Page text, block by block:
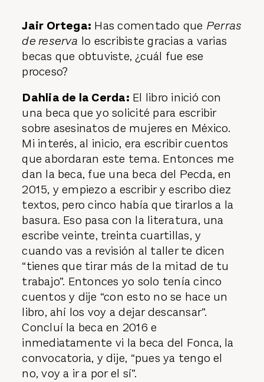
Jair Ortega: Has comentado que Perras
de reserva lo escribiste gracias a varias
becas que obtuviste, ¿cuál fue ese
proceso?
Dahlia de la Cerda: El libro inició con
una beca que yo solicité para escribir
sobre asesinatos de mujeres en México.
Mi interés, al inicio, era escribir cuentos
que abordaran este tema. Entonces me
dan la beca, fue una beca del Pecda, en
2015, y empiezo a escribir y escribo diez
textos, pero cinco había que tirarlos a la
basura. Eso pasa con la literatura, una
escribe veinte, treinta cuartillas, y
cuando vas a revisión al taller te dicen
“tienes que tirar más de la mitad de tu
trabajo”. Entonces yo solo tenía cinco
cuentos y dije “con esto no se hace un
libro, ahí los voy a dejar descansar”.
Concluí la beca en 2016 e
inmediatamente vi la beca del Fonca, la
convocatoria, y dije, “pues ya tengo el
no, voy a ir a por el sí”.